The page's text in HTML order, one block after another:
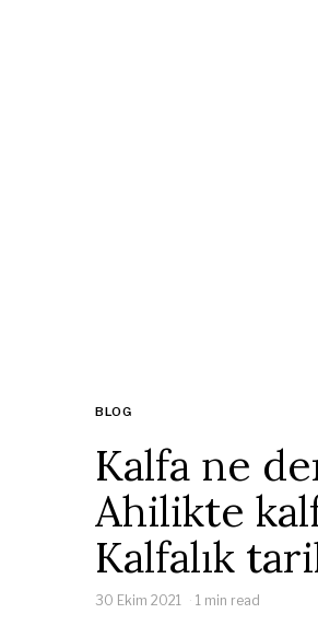
BLOG
Kalfa ne
Ahilikte
Kalfalık
30 Ekim 2021 1 min read